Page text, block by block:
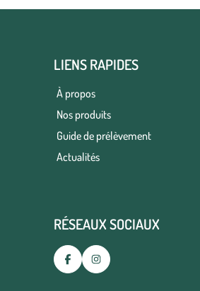
LIENS RAPIDES
À propos
Nos produits
Guide de prélèvement
Actualités
RÉSEAUX SOCIAUX